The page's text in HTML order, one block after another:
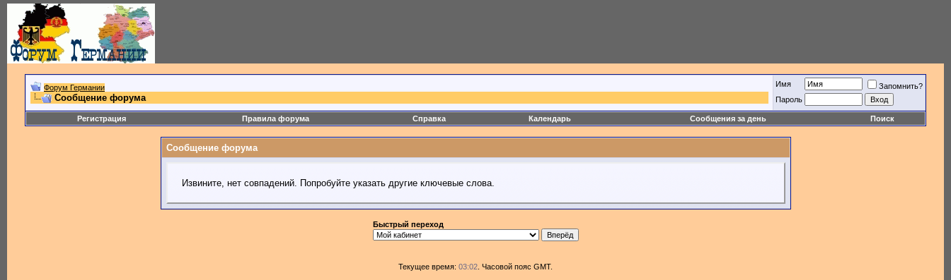
Форум Германии
Сообщение форума
Имя
Запомнить?
Пароль
Регистрация Правила форума Справка Календарь Сообщения за день Поиск
Сообщение форума
Извините, нет совпадений. Попробуйте указать другие ключевые слова.
Быстрый переход
Текущее время: 03:02 . Часовой пояс GMT.